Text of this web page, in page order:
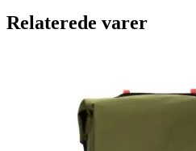
Relaterede varer